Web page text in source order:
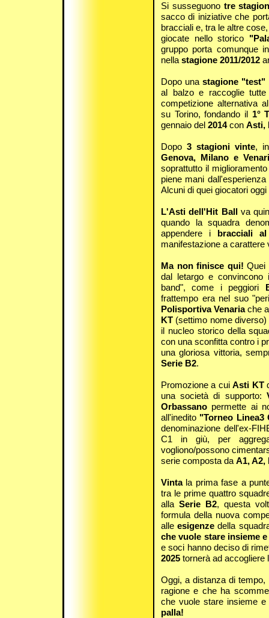
Si susseguonotre
sacco di iniziative che
bracciali e, tra le altre
giocate nello storico
gruppo porta comunque
nella stagione 2011/2012
Dopo una stagione "test"
al balzo e raccoglie
competizione alternativa
su Torino, fondando il 1°
gennaio del 2014con Asti,
Dopo 3 stagioni vinte,
Genova, Milano e
soprattutto il
piene mani
Alcuni di quei giocatori
L'Asti dell'Hit Ball va
quando la squadra
appendere i bracciali
manifestazione a
Ma non finisce qui!
dal letargo e
band", come i peggiori
frattempo era nel suo
Polisportiva Venariache
KT (settimo nome
il nucleo storico della
con una sconfitta contro i
una gloriosa vittoria,
Serie B2.
Promozione a cuiAsti KT
una società di supporto:
Orbassano permette ai
all'inedito "Torneo Linea3
denominazione dell'ex-
C1 in giù, per
vogliono/possono
serie composta da A1, A2,
Vintala prima fase a
tra le prime quattro
allaSerie B2, questa
formula della nuova
alleesigenze della
che vuole stare insieme
e soci hanno deciso di
2025 tornerà ad accogliere
Oggi, a distanza di
ragione e che ha
che vuole stare insieme
palla!